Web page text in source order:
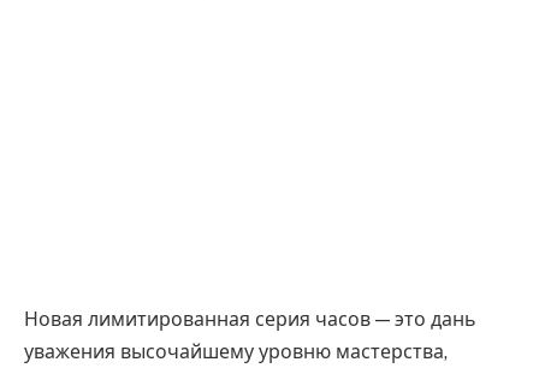
Новая лимитированная серия часов — это дань
уважения высочайшему уровню мастерства,